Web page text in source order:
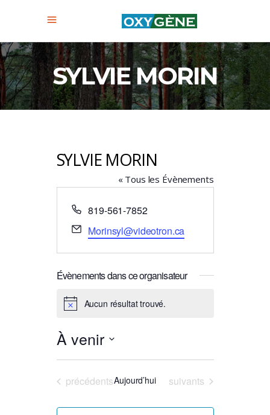
SYLVIE MORIN
SYLVIE MORIN
« Tous les Évènements
Téléphone
819-561-7852
Email
Morinsyl@videotron.ca
Évènements dans ce organisateur
NoticeAucun résultat trouvé.
À venir
Sélectionnez
date.
Évènements
précédentsAujourd’hui Évènements
suivants